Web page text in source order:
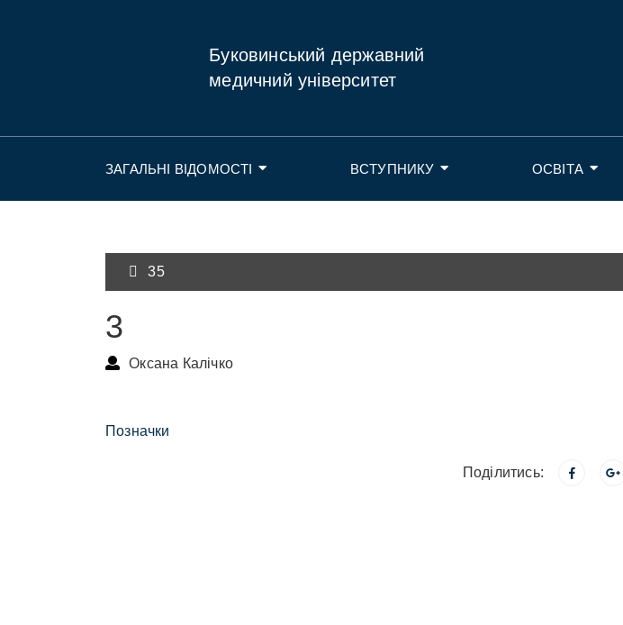
Буковинський державний
медичний університет
ЗАГАЛЬНІ ВІДОМОСТІ ВСТУПНИКУ ОСВІТА
35
3
Оксана Калічко
Позначки
Поділитись: